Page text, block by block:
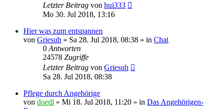
Letzter Beitrag von hui333
Mo 30. Jul 2018, 13:16
Hier was zum entspannen
von Griesuh » Sa 28. Jul 2018, 08:38 » in Chat
0 Antworten
24578 Zugriffe
Letzter Beitrag von Griesuh
Sa 28. Jul 2018, 08:38
Pflege durch Angehörige
von doedl » Mi 18. Jul 2018, 11:20 » in Das Angehörigen-